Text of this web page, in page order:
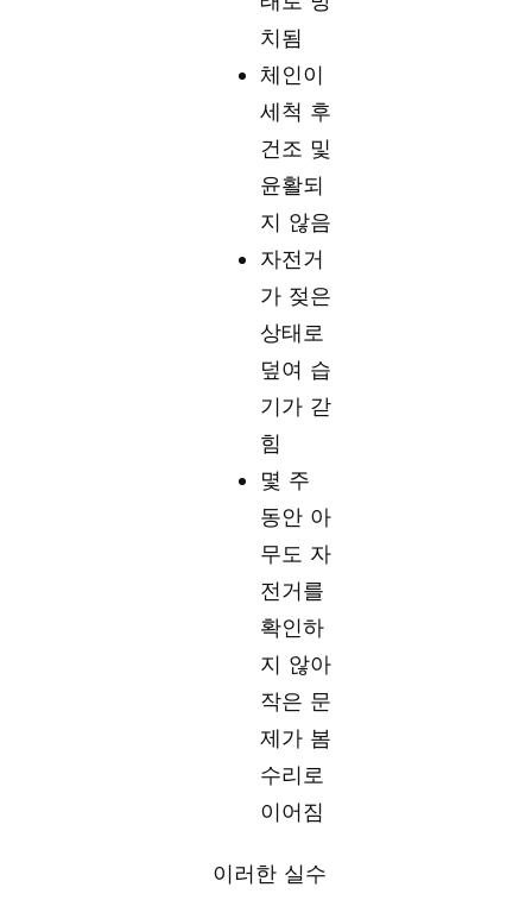
치됨
체인이
세척 후
건조 및
윤활되
지 않음
자전거
가 젖은
상태로
덮여 습
기가 갇
힘
몇 주
동안 아
무도 자
전거를
확인하
지 않아
작은 문
제가 봄
수리로
이어짐
이러한 실수